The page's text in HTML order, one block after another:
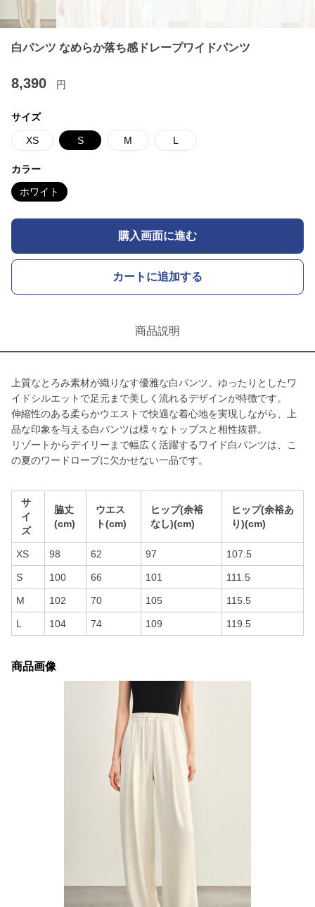
白パンツ なめらか落ち感ドレープワイドパンツ
8,390 円
サイズ
XS S M L
カラー
ホワイト
購入画面に進む
カートに追加する
商品説明
上質なとろみ素材が織りなす優雅な白パンツ。ゆったりとしたワ
イドシルエットで足元まで美しく流れるデザインが特徴です。
伸縮性のある柔らかウエストで快適な着心地を実現しながら、上
品な印象を与える白パンツは様々なトップスと相性抜群。
リゾートからデイリーまで幅広く活躍するワイド白パンツは、こ
の夏のワードローブに欠かせない一品です。
サ
イ
ズ
脇丈
(cm)
ウエス
ト(cm)
ヒップ(余裕
なし)(cm)
ヒップ(余裕あ
り)(cm)
XS 98 62 97 107.5
S 100 66 101 111.5
M 102 70 105 115.5
L 104 74 109 119.5
商品画像